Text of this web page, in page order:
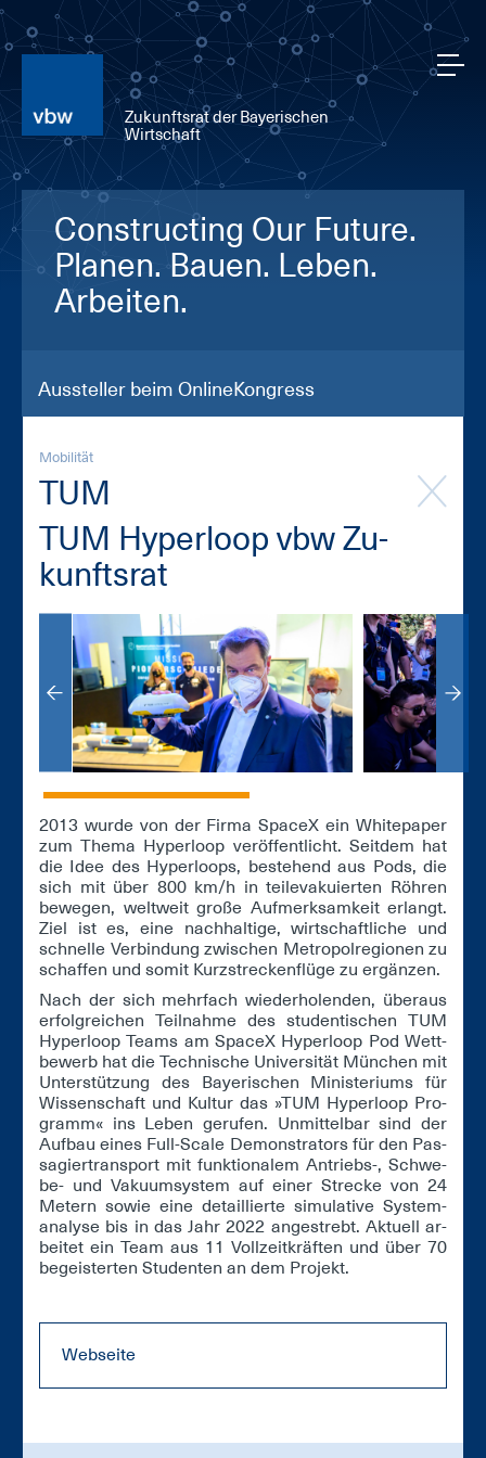
Zukunftsrat der Bayerischen
Wirtschaft
Constructing Our Future.
Planen. Bauen. Leben.
Arbeiten.
Aussteller beim OnlineKongress
Mobilität
TUM
TUM Hy­per­loop vbw Zu­
kunfts­rat
2013 wur­de von der Fir­ma SpaceX ein Whi­te­pa­per
zum The­ma Hy­per­loop ver­öf­fent­licht. Seit­dem hat
die Idee des Hy­per­loops, be­stehend aus Pods, die
sich mit über 800 km/h in tei­le­va­ku­ier­ten Röh­ren
be­we­gen, welt­weit gro­ße Auf­merk­sam­keit er­langt.
Ziel ist es, ei­ne nach­hal­ti­ge, wirt­schaft­li­che und
schnel­le Ver­bin­dung zwi­schen Me­tro­pol­re­gio­nen zu
schaf­fen und so­mit Kurz­stre­cken­flü­ge zu er­gän­zen.
Nach der sich mehr­fach wie­der­ho­len­den, über­aus
er­folg­rei­chen Teil­nah­me des stu­den­ti­schen TUM
Hy­per­loop Teams am SpaceX Hy­per­loop Pod Wett­
be­werb hat die Tech­ni­sche Uni­ver­si­tät Mün­chen mit
Un­ter­stüt­zung des Baye­ri­schen Mi­nis­te­ri­ums für
Wis­sen­schaft und Kul­tur das »TUM Hy­per­loop Pro­
gramm« ins Le­ben ge­ru­fen. Un­mit­tel­bar sind der
Auf­bau ei­nes Full-Sca­le De­mons­tra­tors für den Pas­
sa­gier­trans­port mit funk­tio­na­lem An­triebs-, Schwe­
be- und Va­ku­um­sys­tem auf ei­ner Stre­cke von 24
Me­tern so­wie ei­ne de­tail­lier­te si­mu­la­ti­ve Sys­tem­
ana­ly­se bis in das Jahr 2022 an­ge­strebt. Ak­tu­ell ar­
bei­tet ein Team aus 11 Voll­zeit­kräf­ten und über 70
be­geis­ter­ten Stu­den­ten an dem Pro­jekt.
Webseite